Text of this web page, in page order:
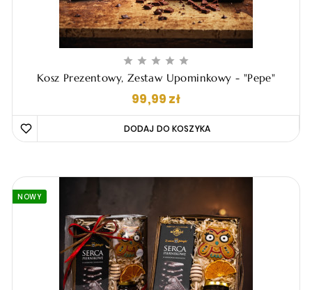
    
Kosz Prezentowy, Zestaw Upominkowy - "Pepe"
99,99 złCena
NOWY